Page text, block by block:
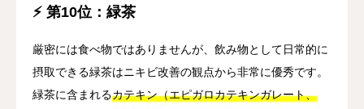
⚡ 第10位：緑茶
厳密には食べ物ではありませんが、飲み物として日常的に
摂取できる緑茶はニキビ改善の観点から非常に優秀です。
緑茶に含まれるカテキン（エピガロカテキンガレート、